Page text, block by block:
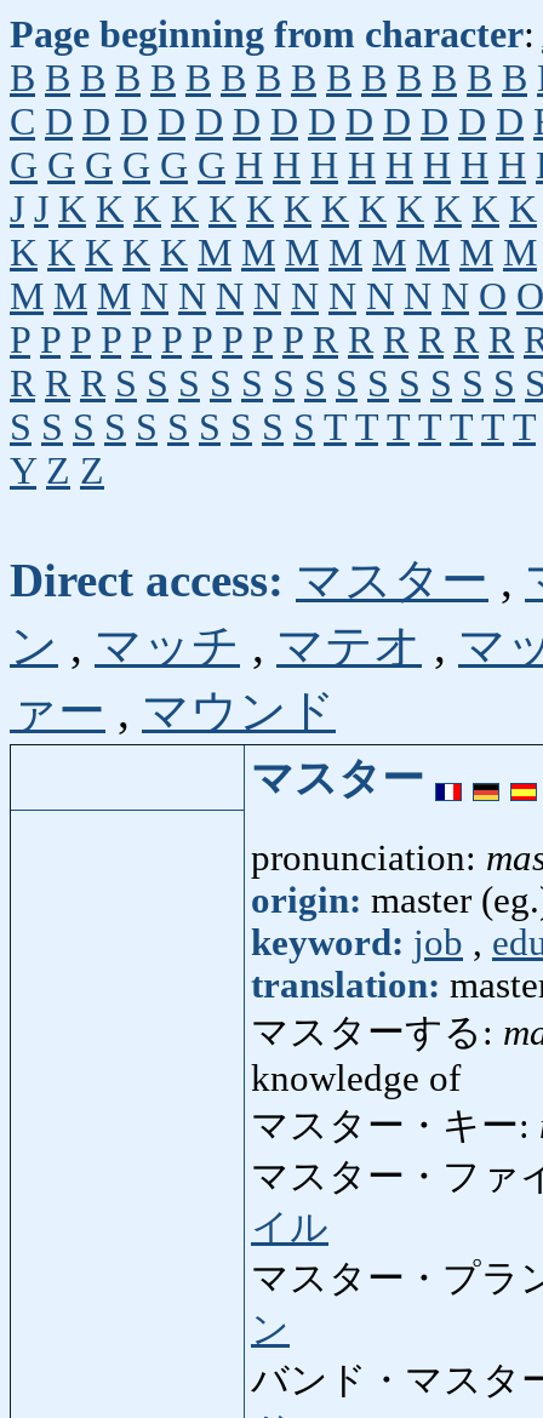
Page beginning from character:
B B B B B B B B B B B B B B B
C D D D D D D D D D D D D D
G G G G G G H H H H H H H H
J J K K K K K K K K K K K K K
K K K K K M M M M M M M M
M M M N N N N N N N N N O O
P P P P P P P P P P R R R R R R
R R R S S S S S S S S S S S S S
S S S S S S S S S S T T T T T T T
Y Z Z
Direct access: マスター ,
ン , マッチ , マテオ , マ
ァー , マウンド
マスター
pronunciation:
origin: master
keyword: job ,
translation:
マスターする:
knowledge of
マスター・キー:
マスター・ファ
イル
マスター・プラ
ン
バンド・マスタ